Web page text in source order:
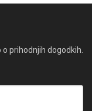
prihodnjih dogodkih.